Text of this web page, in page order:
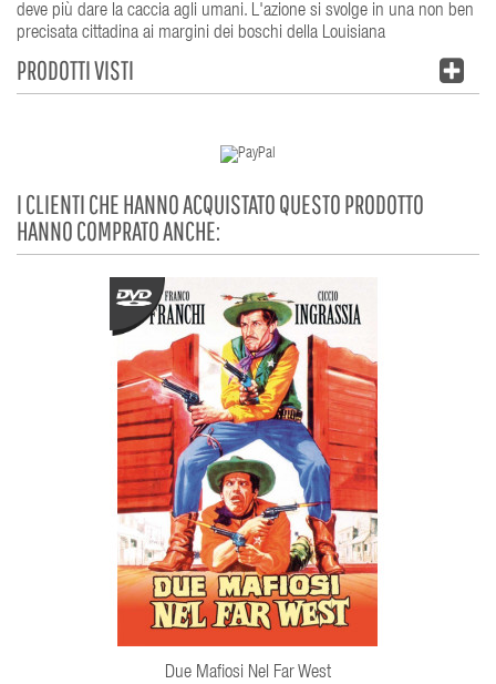
deve più dare la caccia agli umani. L'azione si svolge in una non ben
precisata cittadina ai margini dei boschi della Louisiana
PRODOTTI VISTI
I CLIENTI CHE HANNO ACQUISTATO QUESTO PRODOTTO
HANNO COMPRATO ANCHE:
Due Mafiosi Nel Far West